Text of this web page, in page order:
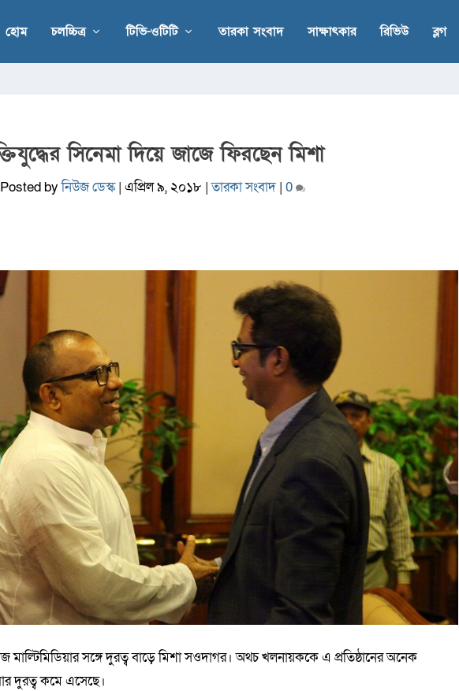
হোম চলচ্চিত্র টিভি-ওটিটি তারকা সংবাদ সাক্ষাৎকার রিভিউ ব্লগ
সিনেমা দিয়ে জাজে ফিরছেন মিশা
Posted byনিউজ ডেস্ক|এপ্রিল ৯, ২০১৮ |তারকা সংবাদ |0
সঙ্গে দুরত্ব বাড়ে মিশা সওদাগর। অথচ খলনায়ককে এ প্রতিষ্ঠানের অনেক
দুরত্ব কমে এসেছে।